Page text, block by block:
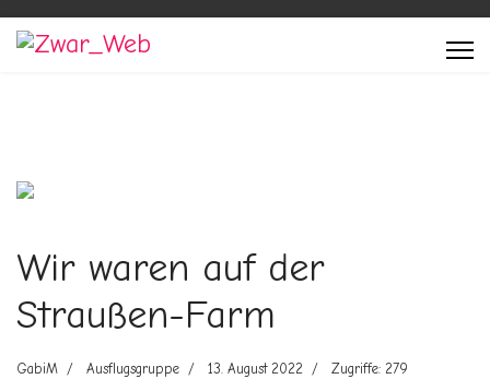
Wir waren auf der
Straußen-Farm
GabiM Ausflugsgruppe 13. August 2022 Zugriffe: 279